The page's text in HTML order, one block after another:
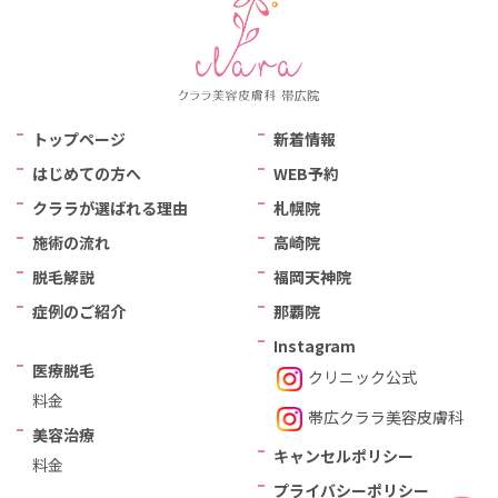
トップページ
はじめての方へ
クララが選ばれる理由
施術の流れ
脱毛解説
症例のご紹介
医療脱毛
料金
美容治療
料金
新着情報
WEB予約
札幌院
高崎院
福岡天神院
那覇院
Instagram
クリニック公式
帯広クララ美容⽪膚科
キャンセルポリシー
プライバシーポリシー